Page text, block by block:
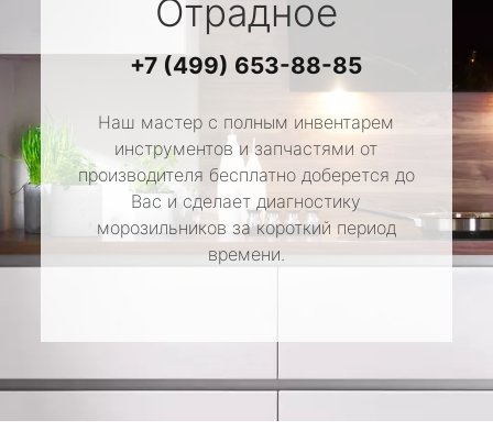
Отрадное
+7 (499) 653-88-85
Наш мастер с полным инвентарем
инструментов и запчастями от
производителя бесплатно доберется до
Вас и сделает диагностику
морозильников за короткий период
времени.